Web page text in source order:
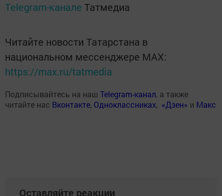
Telegram-канале Татмедиа
Читайте новости Татарстана в
национальном мессенджере MАХ:
https://max.ru/tatmedia
Подписывайтесь на наш Telegram-канал, а также
читайте нас Вконтакте, Одноклассниках, «Дзен» и Макс
Оставляйте реакции